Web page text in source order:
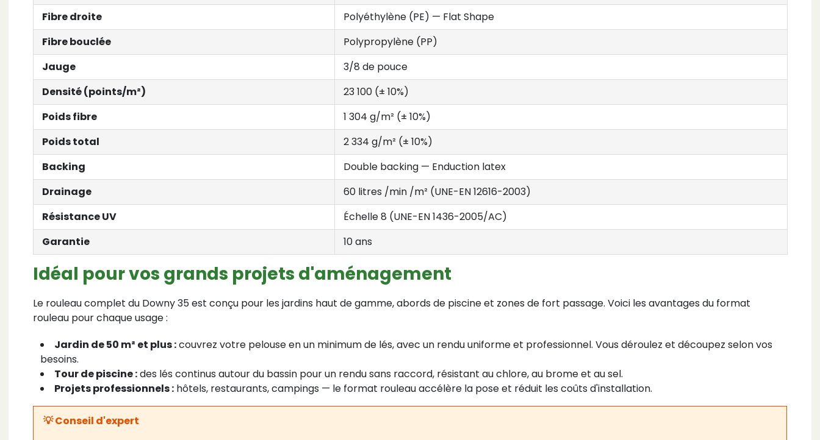
Fibre droite
Polyéthylène (PE) — Flat Shape
Fibre bouclée
Polypropylène (PP)
Jauge
3/8 de pouce
Densité (points/m²)
23 100 (± 10%)
Poids fibre
1 304 g/m² (± 10%)
Poids total
2 334 g/m² (± 10%)
Backing
Double backing — Enduction latex
Drainage
60 litres /min /m² (UNE-EN 12616-2003)
Résistance UV
Échelle 8 (UNE-EN 1436-2005/AC)
Garantie
10 ans
Idéal pour vos grands projets d'aménagement
Le rouleau complet du Downy 35 est conçu pour les jardins haut de gamme, abords de piscine et zones de fort passage. Voici les avantages du format
rouleau pour chaque usage :
Jardin de 50 m² et plus :couvrez votre pelouse en un minimum de lés, avec un rendu uniforme et professionnel. Vous déroulez et découpez selon vos
besoins.
Tour de piscine :des lés continus autour du bassin pour un rendu sans raccord, résistant au chlore, au brome et au sel.
Projets professionnels : hôtels, restaurants, campings — le format rouleau accélère la pose et réduit les coûts d'installation.
💡 Conseil d'expert